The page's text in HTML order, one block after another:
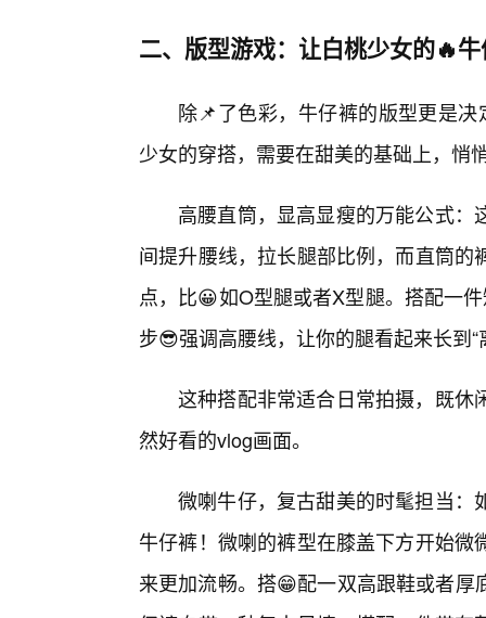
二、版型游戏：让白桃少女的🔥
除📌了色彩，牛仔裤的版型更是
少女的穿搭，需要在甜美的基础上，悄
高腰直筒，显高显瘦的万能公式
间提升腰线，拉长腿部比例，而直筒
点，比😀如O型腿或者X型腿。搭配一
步😎强调高腰线，让你的腿看起来长到“
这种搭配非常适合日常拍摄，既休
然好看的vlog画面。
微喇牛仔，复古甜美的时髦担当：
牛仔裤！微喇的裤型在膝盖下方开始
来更加流畅。搭😁配一双高跟鞋或者